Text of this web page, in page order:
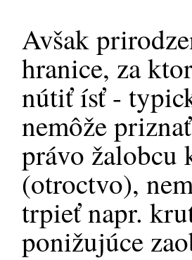
Avšak
hranice, za
nútiť ísť -
nemôže
právo žalobcu
(otroctvo),
trpieť napr.
ponižujúce